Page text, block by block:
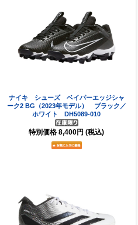
ナイキ シューズ ベイパーエッジシャ
ーク2 BG（2023年モデル） ブラック／
ホワイト DH5089-010
特別価格 8,400円 (税込)